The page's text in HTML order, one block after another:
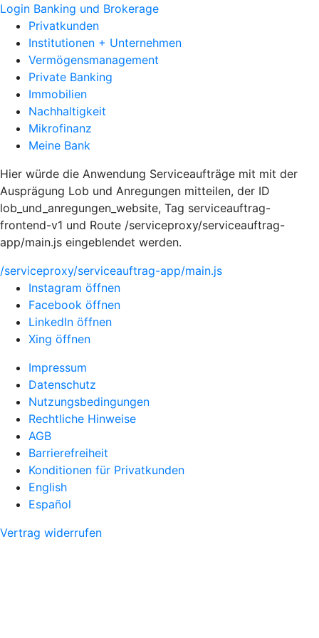
Login Banking und Brokerage
Privatkunden
Institutionen + Unternehmen
Vermögensmanagement
Private Banking
Immobilien
Nachhaltigkeit
Mikrofinanz
Meine Bank
Hier würde die Anwendung Serviceaufträge mit mit der
Ausprägung Lob und Anregungen mitteilen, der ID
lob_und_anregungen_website, Tag serviceauftrag-
frontend-v1 und Route /serviceproxy/serviceauftrag-
app/main.js eingeblendet werden.
/serviceproxy/serviceauftrag-app/main.js
Instagram öffnen
Facebook öffnen
LinkedIn öffnen
Xing öffnen
Impressum
Datenschutz
Nutzungsbedingungen
Rechtliche Hinweise
AGB
Barrierefreiheit
Konditionen für Privatkunden
English
Español
Vertrag widerrufen